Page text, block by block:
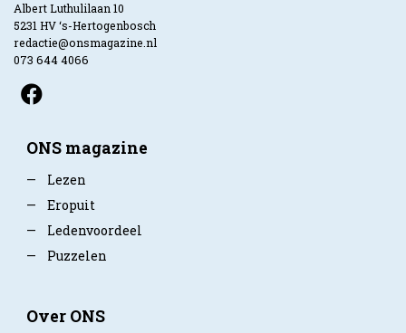
Albert Luthulilaan 10
5231 HV ‘s-Hertogenbosch
redactie@onsmagazine.nl
073 644 4066
ONS magazine
—
Lezen
—
Eropuit
—
Ledenvoordeel
—
Puzzelen
Over ONS